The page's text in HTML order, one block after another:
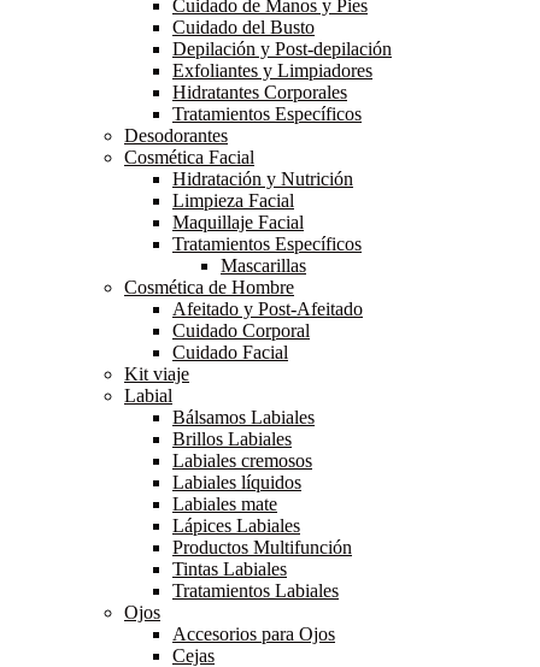
Cuidado de Manos y Pies
Cuidado del Busto
Depilación y Post-depilación
Exfoliantes y Limpiadores
Hidratantes Corporales
Tratamientos Específicos
Desodorantes
Cosmética Facial
Hidratación y Nutrición
Limpieza Facial
Maquillaje Facial
Tratamientos Específicos
Mascarillas
Cosmética de Hombre
Afeitado y Post-Afeitado
Cuidado Corporal
Cuidado Facial
Kit viaje
Labial
Bálsamos Labiales
Brillos Labiales
Labiales cremosos
Labiales líquidos
Labiales mate
Lápices Labiales
Productos Multifunción
Tintas Labiales
Tratamientos Labiales
Ojos
Accesorios para Ojos
Cejas